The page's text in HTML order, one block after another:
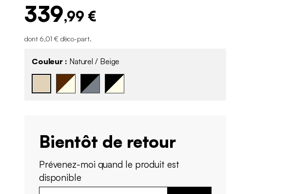
339,99 €
dont 6,01 € d'éco-part.
Couleur : Naturel / Beige
Bientôt de retour
Prévenez-moi quand le produit est
disponible